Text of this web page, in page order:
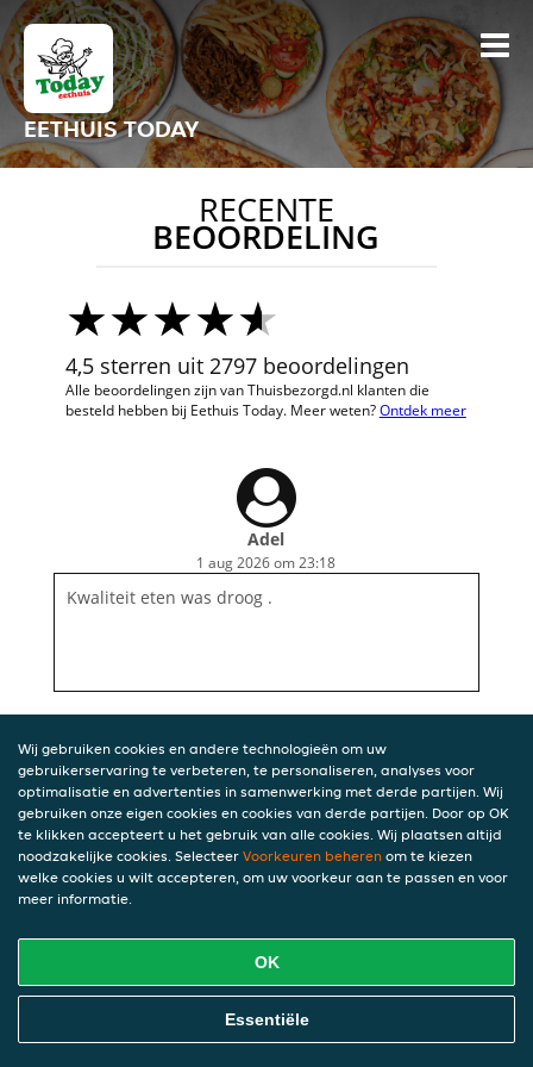
EETHUIS TODAY
RECENTE
BEOORDELING
4,5 sterren uit 2797 beoordelingen
Alle beoordelingen zijn van Thuisbezorgd.nl klanten die
besteld hebben bij Eethuis Today. Meer weten?Ontdek meer
Adel
1 aug 2026 om 23:18
Kwaliteit eten was droog .
Wij gebruiken cookies en andere technologieën om uw
gebruikerservaring te verbeteren, te personaliseren, analyses voor
optimalisatie en advertenties in samenwerking met derde partijen. Wij
gebruiken onze eigen cookies en cookies van derde partijen. Door op OK
te klikken accepteert u het gebruik van alle cookies. Wij plaatsen altijd
noodzakelijke cookies. Selecteer Voorkeuren beheren om te kiezen
welke cookies u wilt accepteren, om uw voorkeur aan te passen en voor
meer informatie.
OK
Essentiële